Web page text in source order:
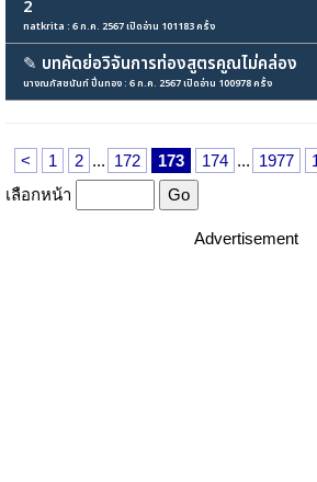
2
natkrita : 6 ก.ค. 2567 เปิดอ่าน 101183 ครั้ง
✎ บทคัดย่อวิจันการท่องสูตรคูณไม่คล่อง
นางณภัสชนันท์ ปิ่นทอง : 6 ก.ค. 2567 เปิดอ่าน 100978 ครั้ง
< 1 2 ... 172 173 174 ... 1977
เลือกหน้า
Advertisement